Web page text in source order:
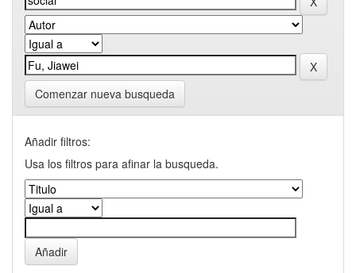
Comenzar nueva busqueda
Añadir filtros:
Usa los filtros para afinar la busqueda.